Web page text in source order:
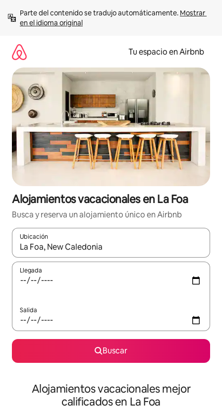
contenido
Parte del contenido se tradujo automáticamente. Mostrar
en el idioma original
Tu espacio en Airbnb
Alojamientos vacacionales en La Foa
Busca y reserva un alojamiento único en Airbnb
Ubicación
Cuando los resultados estén disponibles, podrás navegar
Llegada
Salida
Buscar
Alojamientos vacacionales mejor
calificados en La Foa